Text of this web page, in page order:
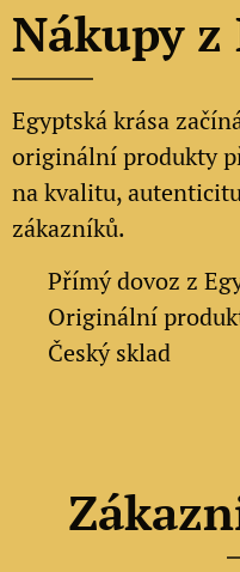
Nákupy z
Egyptská krása
originální produkty
na kvalitu,
zákazníků.
Přímý dovoz z
Originální
✔ Český sklad